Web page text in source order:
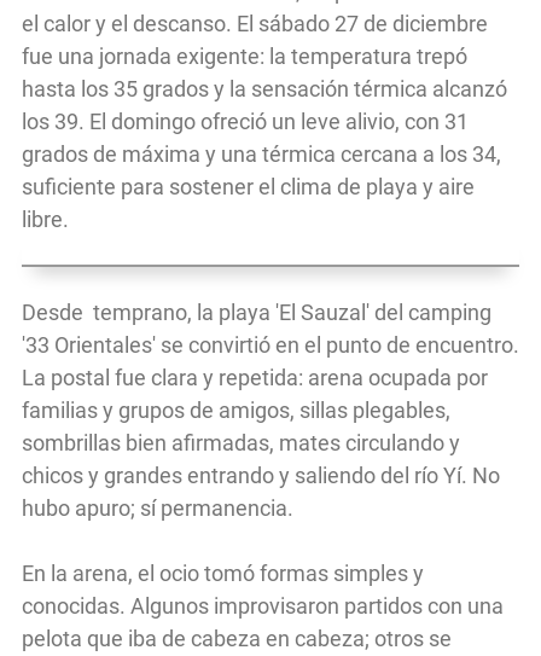
el calor y el descanso. El sábado 27 de diciembre
fue una jornada exigente: la temperatura trepó
hasta los 35 grados y la sensación térmica alcanzó
los 39. El domingo ofreció un leve alivio, con 31
grados de máxima y una térmica cercana a los 34,
suficiente para sostener el clima de playa y aire
libre.
Desde temprano, la playa 'El Sauzal' del camping
'33 Orientales' se convirtió en el punto de encuentro.
La postal fue clara y repetida: arena ocupada por
familias y grupos de amigos, sillas plegables,
sombrillas bien afirmadas, mates circulando y
chicos y grandes entrando y saliendo del río Yí. No
hubo apuro; sí permanencia.
En la arena, el ocio tomó formas simples y
conocidas. Algunos improvisaron partidos con una
pelota que iba de cabeza en cabeza; otros se